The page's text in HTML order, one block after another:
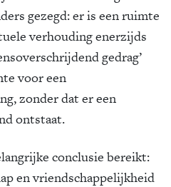
gezegd: er is een ruimte
verhouding enerzijds
gedrag’
voor een
zonder dat er een
ontstaat.
conclusie bereikt:
en vriendschappelijkheid